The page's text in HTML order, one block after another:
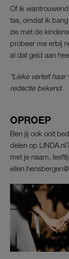
Of ik
tas, omdat ik
zie met de
probeer me erbij
al dat geld aan
*Lieke vertelt
redactie bekend.
OPROEP
Ben jij ook ooit
delen op
met je naam,